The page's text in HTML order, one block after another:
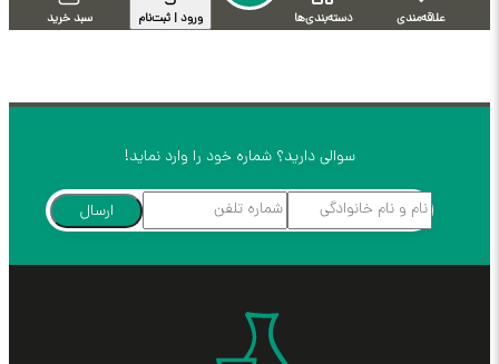
علاقه‌مندی دسته‌بندی‌ها ورود | ثبت‌نام سبد خرید
سوالی دارید؟ شماره خود را وارد نماید!
ارسال